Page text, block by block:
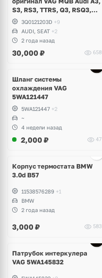
S3, RS3, TTRS, Q3, RSQ3,
Volkswagen Tiguan 2,
Allspace, Arteon, Passat B8,
Multivan, Transporter T6,
Skoda Kodiaq, Karoq,
Superb
3Q0121203D +9
AUDI, SEAT +2
2 года назад
30,000 ₽ 658
Шланг системы
охлаждения VAG
5WA121447
5WA121447 +2
~
4 недели назад
2,000 ₽ 47
Корпус термостата BMW
3.0d B57
11538576289 +1
BMW
2 года назад
3,000 ₽ 583
Патрубок интеркулера
VAG 5WA145832